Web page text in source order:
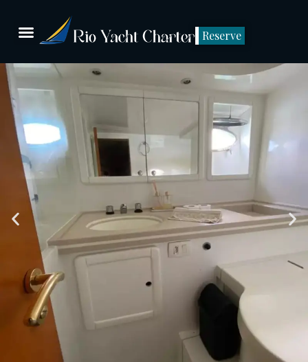
Reserve